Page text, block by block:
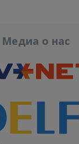
Медиа о нас